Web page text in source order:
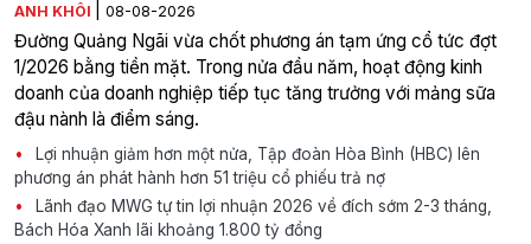
ANH KHÔI 08-08-2026
Đường Quảng Ngãi vừa chốt phương án tạm ứng cổ tức đợt
1/2026 bằng tiền mặt. Trong nửa đầu năm, hoạt động kinh
doanh của doanh nghiệp tiếp tục tăng trưởng với mảng sữa
đậu nành là điểm sáng.
Lợi nhuận giảm hơn một nửa, Tập đoàn Hòa Bình (HBC) lên
phương án phát hành hơn 51 triệu cổ phiếu trả nợ
Lãnh đạo MWG tự tin lợi nhuận 2026 về đích sớm 2-3 tháng,
Bách Hóa Xanh lãi khoảng 1.800 tỷ đồng